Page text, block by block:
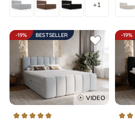
+1
-19% BESTSELLER
VIDEO
-19%